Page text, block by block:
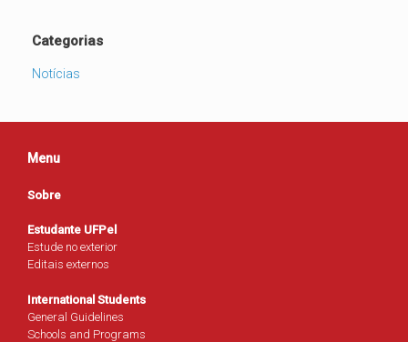
Categorias
Notícias
Menu
Sobre
Estudante UFPel
Estude no exterior
Editais externos
International Students
General Guidelines
Schools and Programs